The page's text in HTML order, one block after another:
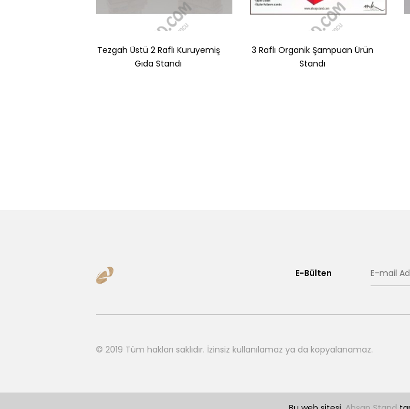
Tezgah Üstü 2 Raflı Kuruyemiş
Gıda Standı
3 Raflı Organik Şampuan Ürün
Standı
E-Bülten
© 2019 Tüm hakları saklıdır. İzinsiz kullanılamaz ya da kopyalanamaz.